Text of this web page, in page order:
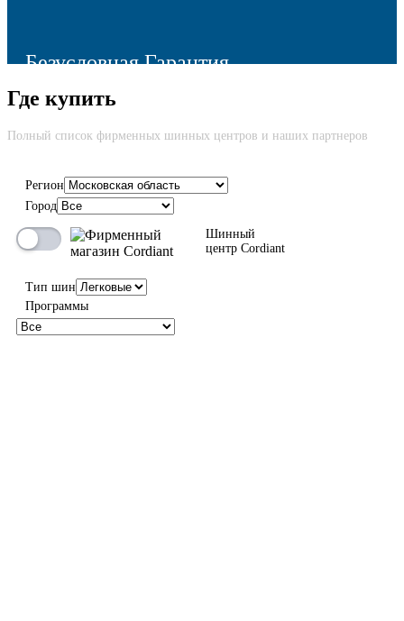
100%
Безусловная Гарантия
Cкидка до 100% на новую шину вне зависимости от причины
возврата
Где купить
Полный список фирменных шинных центров и наших партнеров
Регион
Город
Шинный
центр Cordiant
Тип шин
Программы